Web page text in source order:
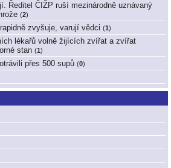
Ředitel ČIŽP ruší mezinárodně uznávaný
(2)
zvyšuje, varují vědci (1)
lékařů volně žijících zvířat a zvířat
stan (1)
přes 500 supů (0)